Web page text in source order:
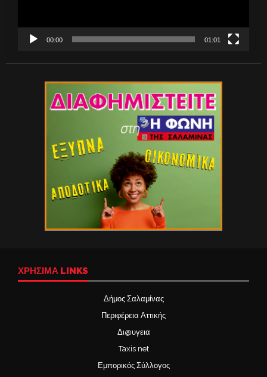
00:00 01:01
ΧΡΉΣΙΜΑ LINKS
Δήμος Σαλαμίνας
Περιφέρεια Αττικής
Δι@υγεια
Taxis net
Εμπορικός Σύλλογος